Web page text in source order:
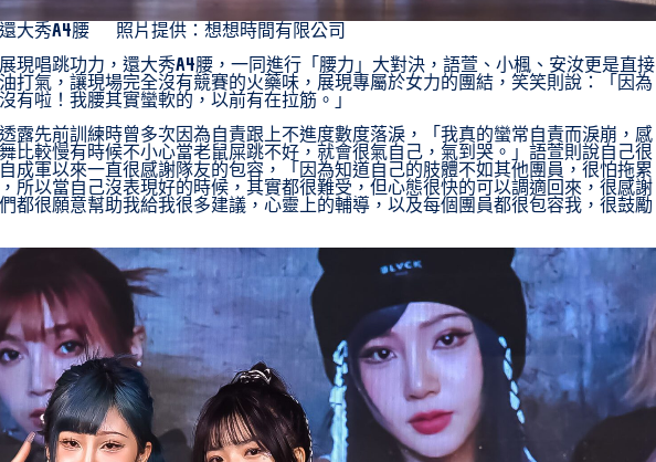
大秀A4腰 照片提供：想想時間有限公司
現唱跳功力，還大秀A4腰，一同進行「腰力」大對決，語萱、小楓、安汝更是直接
打氣，讓現場完全沒有競賽的火藥味，展現專屬於女力的團結，笑笑則說：「因為
有啦！我腰其實蠻軟的，以前有在拉筋。」
露先前訓練時曾多次因為自責跟上不進度數度落淚，「我真的蠻常自責而淚崩，感
比較慢有時候不小心當老鼠屎跳不好，就會很氣自己，氣到哭。」語萱則說自己很
成軍以來一直很感謝隊友的包容，「因為知道自己的肢體不如其他團員，很怕拖累
所以當自己沒表現好的時候，其實都很難受，但心態很快的可以調適回來，很感謝
都很願意幫助我給我很多建議，心靈上的輔導，以及每個團員都很包容我，很鼓勵